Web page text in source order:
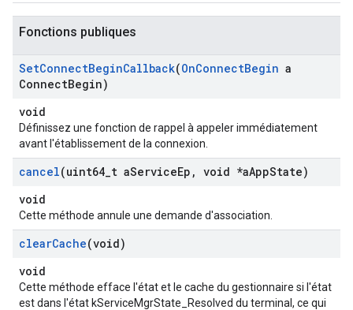
Fonctions publiques
SetConnectBeginCallback(OnConnectBegin a
ConnectBegin)
void
Définissez une fonction de rappel à appeler immédiatement
avant l'établissement de la connexion.
cancel(uint64 t aServiceEp , void *aAppState)
void
Cette méthode annule une demande d'association.
clearCache(void)
void
Cette méthode efface l'état et le cache du gestionnaire si l'état
est dans l'état kServiceMgrState_Resolved du terminal, ce qui